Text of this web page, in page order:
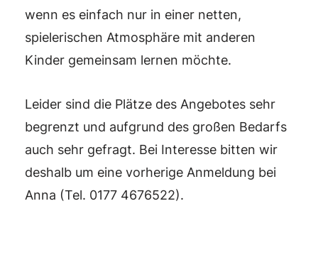
wenn es einfach nur in einer netten,
spielerischen Atmosphäre mit anderen
Kinder gemeinsam lernen möchte.
Leider sind die Plätze des Angebotes sehr
begrenzt und aufgrund des großen Bedarfs
auch sehr gefragt. Bei Interesse bitten wir
deshalb um eine vorherige Anmeldung bei
Anna (Tel. 0177 4676522).